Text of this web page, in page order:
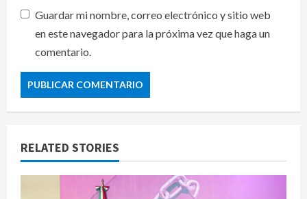
Guardar mi nombre, correo electrónico y sitio web
en este navegador para la próxima vez que haga un
comentario.
RELATED STORIES